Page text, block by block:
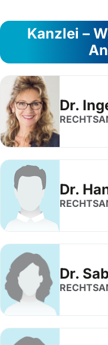
Kanzlei –
Dr.
Dr.
Dr.